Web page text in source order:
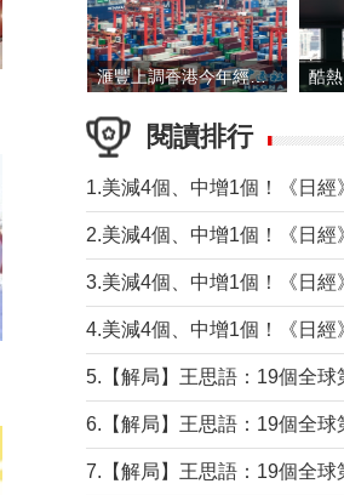
滙豐上調香港今年經濟增長預測至4.5%
閱讀排行